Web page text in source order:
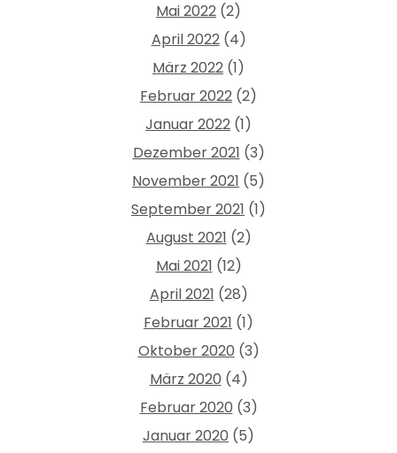
Mai 2022 (2)
April 2022(4)
März 2022 (1)
Februar 2022 (2)
Januar 2022 (1)
Dezember 2021 (3)
November 2021 (5)
September 2021 (1)
August 2021 (2)
Mai 2021 (12)
April 2021 (28)
Februar 2021 (1)
Oktober 2020 (3)
März 2020 (4)
Februar 2020 (3)
Januar 2020 (5)